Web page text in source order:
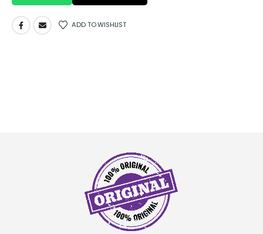
ADD TO WISHLIST